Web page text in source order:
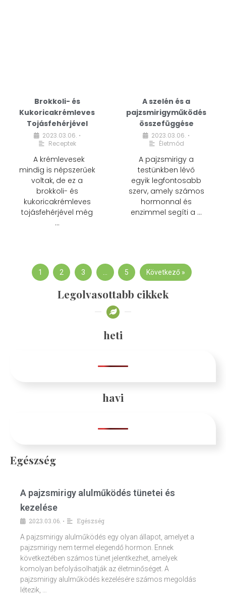
Brokkoli- és
Kukoricakrémleves
Tojásfehérjével
2023.03.06. •
Receptek
A krémlevesek
mindig is népszerűek
voltak, de ez a
brokkoli- és
kukoricakrémleves
tojásfehérjével még
…
A szelén és a
pajzsmirigyműködés
összefüggése
2023.03.06. •
Életmód
A pajzsmirigy a
testünkben lévő
egyik legfontosabb
szerv, amely számos
hormonnal és
enzimmel segíti a …
1 2 3 … 5 Következő »
Legolvasottabb cikkek
heti
havi
Egészség
A pajzsmirigy alulműködés tünetei és
kezelése
2023.03.06. •
Egészség
A pajzsmirigy alulműködés egy olyan állapot, amelyet a
pajzsmirigy nem termel elegendő hormon. Ennek
következtében számos tünet jelentkezhet, amelyek
komolyan befolyásolhatják az életminőséget. A
pajzsmirigy alulműködés kezelésére számos megoldás
létezik, …